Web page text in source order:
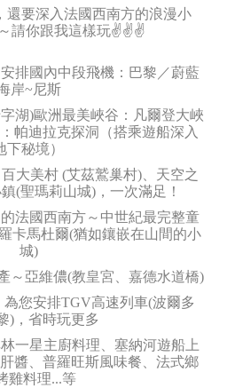
還要深入法國西南方的浪漫小
請你跟我這樣玩✌✌✌
排國內中段飛機：巴黎／蔚藍
岸~尼斯
湖)歐洲最美峽谷：凡爾登大峽
帕迪拉克探洞（搭乘遊船深入
下秘境）
大美村 (艾茲鷲巢村)、天空之
(聖瑪莉山城)，一次滿足！
法國西南方～中世紀最完整童
卡馬杜爾(猶如鑲嵌在山間的小
城)
～亞維儂(教皇宮、嘉德水道橋)
您安排TGV高速列車(波爾多
)，省時玩更多
一星主廚料理、塞納河遊船上
醬、普羅旺斯風味餐、法式鄉
雞料理...等